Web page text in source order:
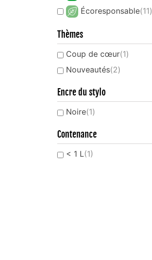
Écoresponsable(11)
Thèmes
Coup de cœur(1)
Nouveautés(2)
Encre du stylo
Noire(1)
Contenance
< 1 L(1)